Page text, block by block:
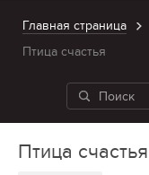
Главная страница
Птица счастья
Птица счастья